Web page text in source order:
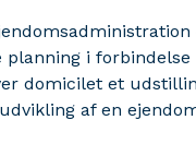
planning i
domicilet et
af en